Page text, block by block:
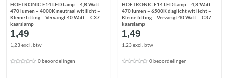
HOFTRONIC E14 LED Lamp – 4,8 Watt
470 lumen – 4000K neutraal wit licht –
Kleine fitting – Vervangt 40 Watt – C37
kaarslamp
1,49
1,23 excl. btw
0 beoordelingen
HOFTRONIC E14 LED Lamp – 4,8 Watt
470 lumen – 6500K daglicht wit licht –
Kleine fitting – Vervangt 40 Watt – C37
kaarslamp
1,49
1,23 excl. btw
0 beoordelingen